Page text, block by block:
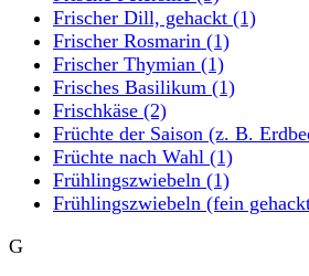
Frischer Dill, gehackt (1)
Frischer Rosmarin (1)
Frischer Thymian (1)
Frisches Basilikum (1)
Frischkäse (2)
Früchte der Saison (z. B.
Früchte nach Wahl (1)
Frühlingszwiebeln (1)
Frühlingszwiebeln (fein
G